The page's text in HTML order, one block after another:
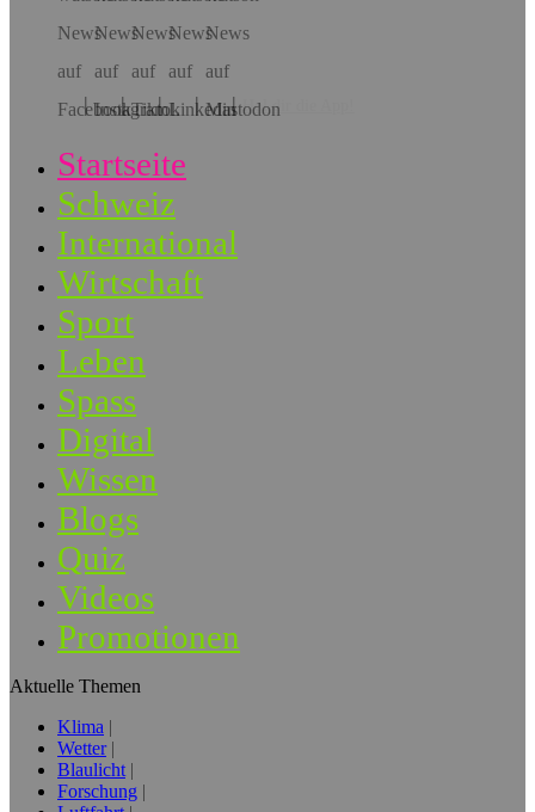
Hol dir die App!
Startseite
Schweiz
International
Wirtschaft
Sport
Leben
Spass
Digital
Wissen
Blogs
Quiz
Videos
Promotionen
Aktuelle Themen
Klima
Wetter
Blaulicht
Forschung